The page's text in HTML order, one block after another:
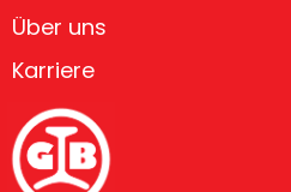
Über uns
Karriere